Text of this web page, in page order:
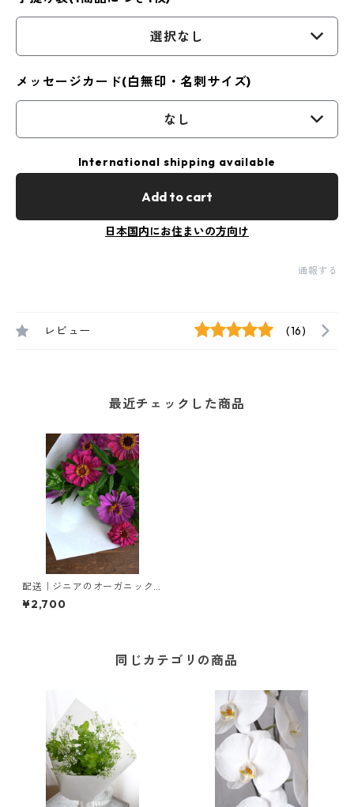
選択なし
メッセージカード(白無印・名刺サイズ)
なし
International shipping available
Add to cart
日本国内にお住まいの方向け
通報する
レビュー (16)
最近チェックした商品
配送｜ジニアのオーガニック
ブーケ
¥2,700
同じカテゴリの商品